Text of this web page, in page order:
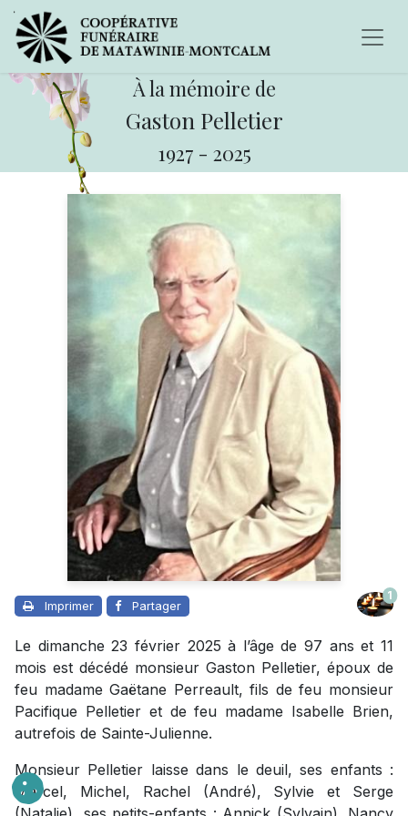
À la mémoire de
Gaston Pelletier
1927 - 2025
Imprimer Partager
1
Le dimanche 23 février 2025 à l’âge de 97 ans et 11
mois est décédé monsieur Gaston Pelletier, époux de
feu madame Gaëtane Perreault, fils de feu monsieur
Pacifique Pelletier et de feu madame Isabelle Brien,
autrefois de Sainte-Julienne.
Monsieur Pelletier laisse dans le deuil, ses enfants :
Marcel, Michel, Rachel (André), Sylvie et Serge